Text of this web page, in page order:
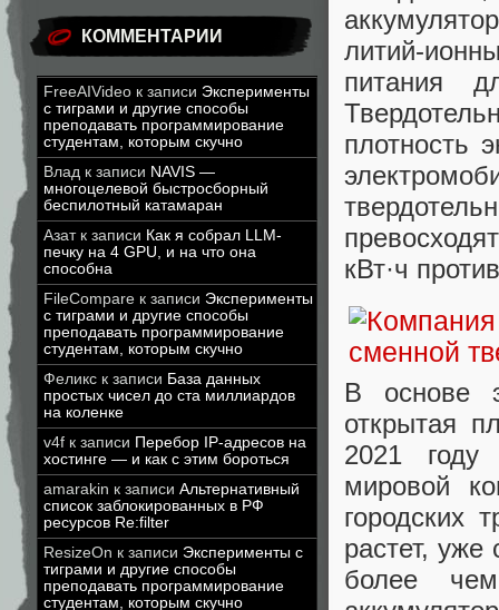
КОММЕНТАРИИ
FreeAIVideo к записи Эксперименты
с тиграми и другие способы
преподавать программирование
студентам, которым скучно
Влад к записи NAVIS —
многоцелевой быстросборный
беспилотный катамаран
Азатк записи Как я собрал LLM-
печку на 4 GPU, и на что она
способна
FileCompare к записи Эксперименты
с тиграми и другие способы
преподавать программирование
студентам, которым скучно
Феликс к записи База данных
простых чисел до ста миллиардов
на коленке
v4f к записи Перебор IP-адресов на
хостинге — и как с этим бороться
amarakin к записи Альтернативный
список заблокированных в РФ
ресурсов Re:filter
ResizeOn к записи Эксперименты с
тиграми и другие способы
преподавать программирование
студентам, которым скучно
литий-
питания
плотность
кВт·ч
В основе
открытая
2021 году
мировой
городских
растет,
более